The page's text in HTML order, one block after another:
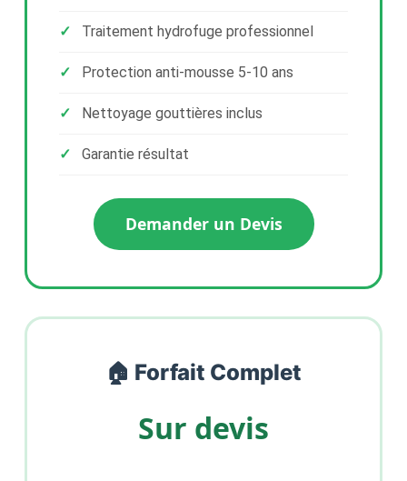
Traitement hydrofuge professionnel
Protection anti-mousse 5-10 ans
Nettoyage gouttières inclus
Garantie résultat
Demander un Devis
🏠 Forfait Complet
Sur devis